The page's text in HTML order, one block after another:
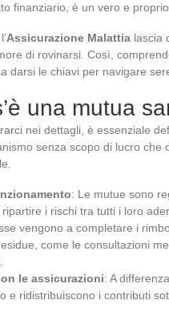
finanziario, è un vero e
Assicurazione Malattia lascia
di rovinarsi. Così,
darsi le chiavi per navigare
una mutua
nei dettagli, è essenziale
senza scopo di lucro
: Le mutue sono
i rischi tra tutti i loro
vengono a completare i
come le consultazioni
le assicurazioni: A
e ridistribuiscono i contributi